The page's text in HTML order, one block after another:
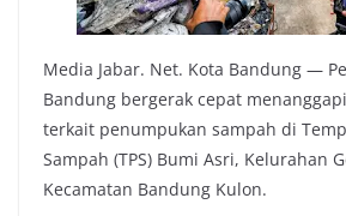
Media Jabar. Net. Kota Bandung —
Bandung bergerak cepat
terkait penumpukan sampah di
Sampah (TPS) Bumi Asri, Kelurahan
Kecamatan Bandung Kulon.